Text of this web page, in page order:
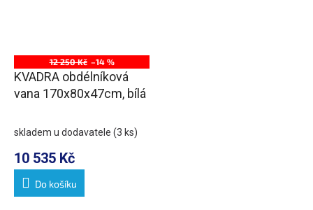
12 250 Kč –14 %
KVADRA obdélníková
vana 170x80x47cm, bílá
skladem u dodavatele (3 ks)
10 535 Kč
Do košíku